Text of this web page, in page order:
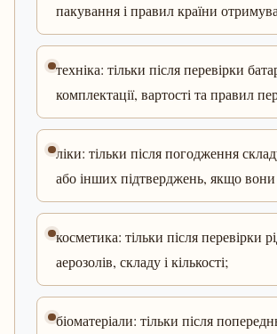
пакування і правил країни
техніка: тільки після перевірки
комплектації, вартості та правил
ліки: тільки після погодження
або інших підтверджень, якщо вони
косметика: тільки після перевірки
аерозолів, складу і кількості;
біоматеріали: тільки після